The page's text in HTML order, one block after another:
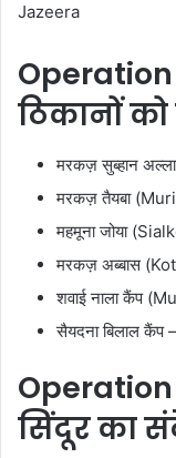
ठिकानों
मरकज़ सुब्हान
मरकज़ तैयबा
महमूना जोया
मरकज़ अब्बास
शवाई नाला कैंप
सैयदना बिलाल
सिंदूर का